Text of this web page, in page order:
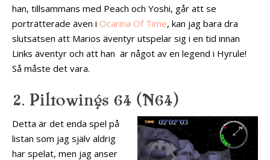
han, tillsammans med Peach och Yoshi, går att se
porträtterade även i Ocarina Of Time, kan jag bara dra
slutsatsen att Marios äventyr utspelar sig i en tid innan
Links äventyr och att han är något av en legend i Hyrule!
Så måste det vara.
2. Piltowings 64 (N64)
Detta är det enda spel på
listan som jag själv aldrig
har spelat, men jag anser